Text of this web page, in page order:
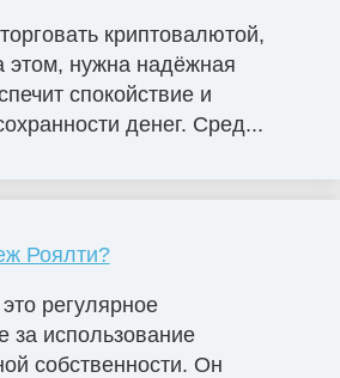
криптовалютой,
этом, нужна надёжная
спокойствие и
денег. Сред...
Роялти?
регулярное
за использование
собственности. Он